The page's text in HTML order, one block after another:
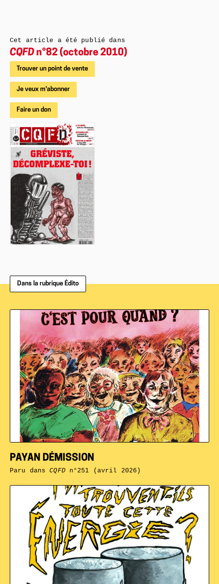
Cet article a été publié dans
CQFD n°82 (octobre 2010)
Trouver un point de vente
Je veux m'abonner
Faire un don
Dans la rubrique Édito
PAYAN DÉMISSION
Paru dansCQFDn°251 (avril 2026)